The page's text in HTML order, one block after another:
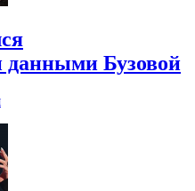
Бузовой